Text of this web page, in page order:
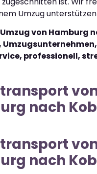
Umzug
von Hamburg
professionell,
nach
nach